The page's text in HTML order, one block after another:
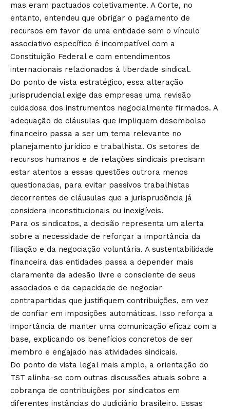
mas eram pactuados coletivamente. A Corte, no
entanto, entendeu que obrigar o pagamento de
recursos em favor de uma entidade sem o vínculo
associativo específico é incompatível com a
Constituição Federal e com entendimentos
internacionais relacionados à liberdade sindical.
Do ponto de vista estratégico, essa alteração
jurisprudencial exige das empresas uma revisão
cuidadosa dos instrumentos negocialmente firmados. A
adequação de cláusulas que impliquem desembolso
financeiro passa a ser um tema relevante no
planejamento jurídico e trabalhista. Os setores de
recursos humanos e de relações sindicais precisam
estar atentos a essas questões outrora menos
questionadas, para evitar passivos trabalhistas
decorrentes de cláusulas que a jurisprudência já
considera inconstitucionais ou inexigíveis.
Para os sindicatos, a decisão representa um alerta
sobre a necessidade de reforçar a importância da
filiação e da negociação voluntária. A sustentabilidade
financeira das entidades passa a depender mais
claramente da adesão livre e consciente de seus
associados e da capacidade de negociar
contrapartidas que justifiquem contribuições, em vez
de confiar em imposições automáticas. Isso reforça a
importância de manter uma comunicação eficaz com a
base, explicando os benefícios concretos de ser
membro e engajado nas atividades sindicais.
Do ponto de vista legal mais amplo, a orientação do
TST alinha-se com outras discussões atuais sobre a
cobrança de contribuições por sindicatos em
diferentes instâncias do Judiciário brasileiro. Essas